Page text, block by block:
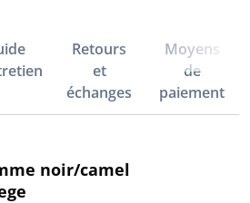
Retours
et
échanges
Moyens
de
paiement
noir/camel